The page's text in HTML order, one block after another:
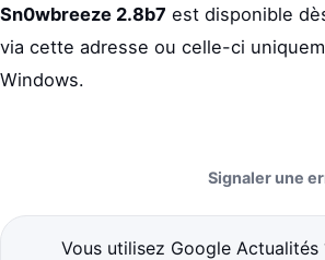
Sn0wbreeze 2.8b7 est disponible
via cette adresse ou celle-ci
Windows.
Signaler une
Vous utilisez Google Actualités